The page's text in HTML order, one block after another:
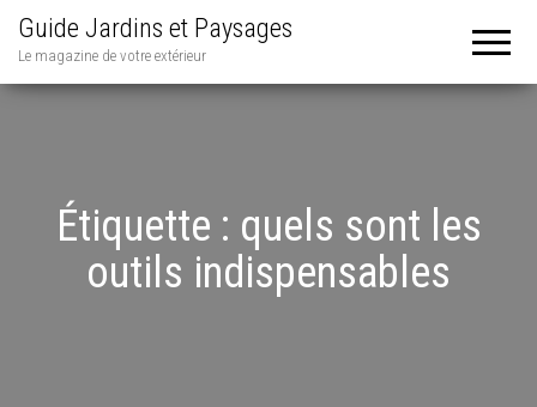
Guide Jardins et Paysages
Le magazine de votre extérieur
Étiquette : quels sont les
outils indispensables